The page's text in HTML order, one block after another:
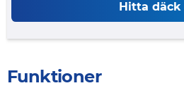
Hitta däck
Funktioner